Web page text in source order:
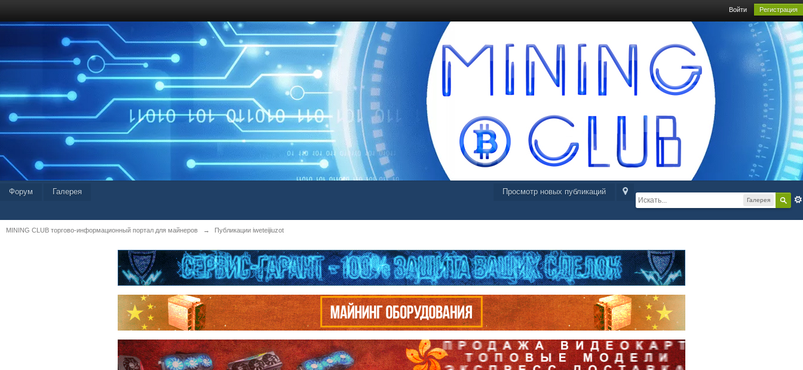
Войти Регистрация
Галерея
Просмотр новых публикаций
Форум Галерея
MINING CLUB торгово-информационный портал для майнеров → Публикации iweteijiuzot